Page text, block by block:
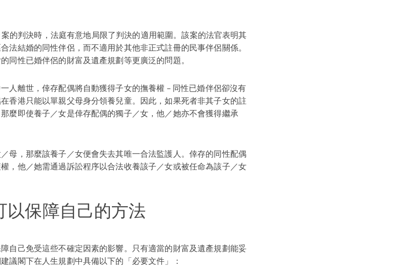
案的判決時，法庭有意地局限了判決的適用範圍。該案的法官表明其
法結婚的同性伴侶，而不適用於其他非正式註冊的民事伴侶關係。
同性已婚伴侶的財富及遺產規劃等更廣泛的問題。
人離世，倖存配偶將自動獲得子女的撫養權 – 同性已婚伴侶卻沒有
香港只能以單親父母身分領養兒童。因此，如果死者非其子女的註
麼即使養子／女是倖存配偶的獨子／女，他／她亦不會獲得繼承
母，那麼該養子／女便會失去其唯一合法監護人。倖存的同性配偶
，他／她需通過訴訟程序以合法收養該子／女或被任命為該子／女
以保障自己的方法
自己免受這些不確定因素的影響。只有適當的財富及遺產規劃能妥
議閣下在人生規劃中具備以下的「必要文件」：